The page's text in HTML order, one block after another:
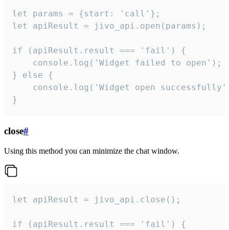
let params = {start: 'call'};
let apiResult = jivo_api.open(params);
if (apiResult.result === 'fail') {
    console.log('Widget failed to open');
} else {
console.log('Widget open
}
close#
Using this method you can minimize the chat window.
let apiResult = jivo_api.close();
if (apiResult.result === 'fail') {